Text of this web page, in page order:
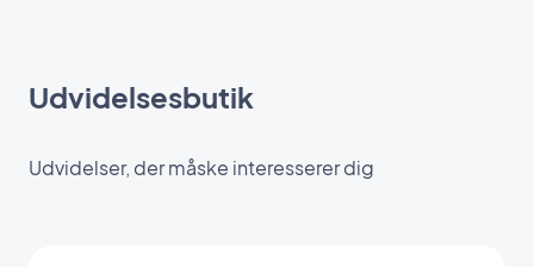
Udvidelsesbutik
Udvidelser, der måske interesserer dig